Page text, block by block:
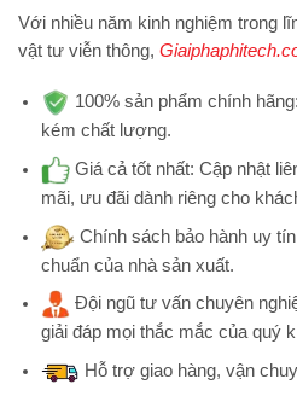
Với nhiều năm kinh nghiệm trong
vật tư viễn thông,
100% sản phẩm chính hãng:
kém chất lượng.
Giá cả tốt nhất: Cập nhật
mãi, ưu đãi dành riêng cho
Chính sách bảo hành uy
chuẩn của nhà sản xuất.
Đội ngũ tư vấn chuyên
giải đáp mọi thắc mắc của quý
Hỗ trợgiao hàng, vận